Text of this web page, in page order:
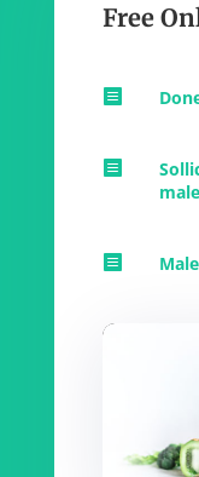
Free


